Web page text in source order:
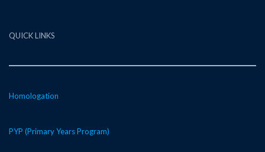
QUICK LINKS
Homologation
PYP (Primary Years Program)